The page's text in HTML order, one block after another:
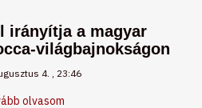
irányítja a magyar
világbajnokságon
4. 23:46
olvasom